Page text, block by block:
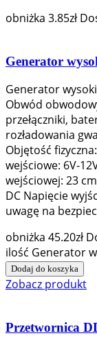
obniżka 3.85zł
Generator
Generator
Obwód
przełączniki,
rozładowania
Objętość
wejściowe: 6V-
wejściowej: 23
DC Napięcie
uwagę na
obniżka 45.20zł
ilość Generator
Dodaj do koszyka
Zobacz produkt
Przetwornica